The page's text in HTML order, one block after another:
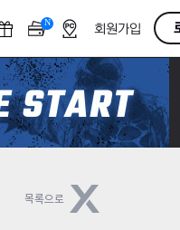
N
F
회원가입